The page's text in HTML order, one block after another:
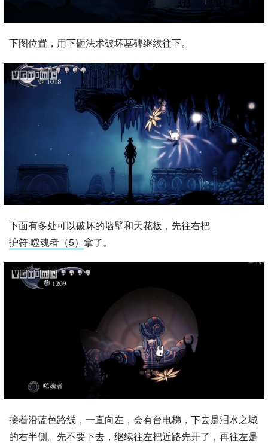
下图位置，用下砸法术破坏墓碑继续往下。
下面有多处可以破坏的墙壁和天花板，先往右把
护符·噬魂者（5） 拿了。
接着沿蓝色路线，一直向左，会有台电梯，下去是泪水之城
的右半侧。先不要下去，继续往左把近路先开了，再往左是